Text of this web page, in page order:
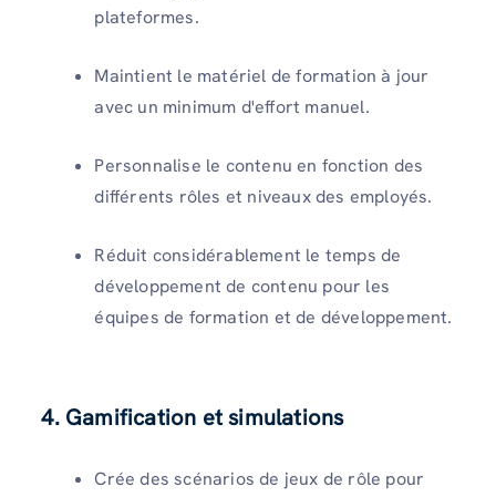
plateformes.
Maintient le matériel de formation à jour
avec un minimum d'effort manuel.
Personnalise le contenu en fonction des
différents rôles et niveaux des employés.
Réduit considérablement le temps de
développement de contenu pour les
équipes de formation et de développement.
4. Gamification et simulations
Crée des scénarios de jeux de rôle pour